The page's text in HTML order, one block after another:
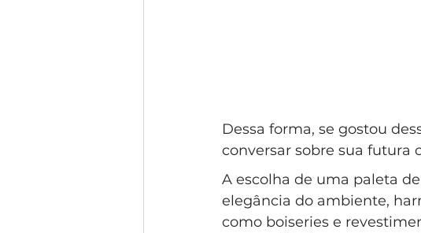
Dessa forma, se gostou
conversar sobre sua futura
A escolha de uma paleta
elegância do ambiente,
como boiseries e